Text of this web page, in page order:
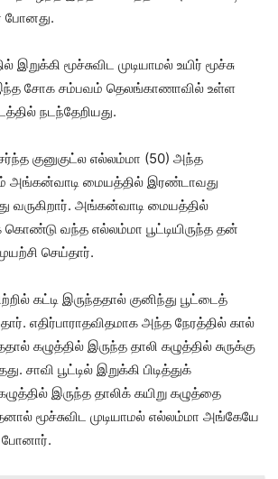
போனது.
இறுக்கி மூச்சுவிட முடியாமல் உயிர் மூச்சு
இந்த சோக சம்பவம் தெலங்காணாவில் உள்ள
நடந்தேறியது.
குனுகுட்ல எல்லம்மா (50) அந்த
அங்கன்வாடி மையத்தில் இரண்டாவது
வருகிறார். அங்கன்வாடி மையத்தில்
கொண்டு வந்த எல்லம்மா பூட்டியிருந்த தன்
செய்தார்.
கட்டி இருந்ததால் குனிந்து பூட்டைத்
எதிர்பாராதவிதமாக அந்த நேரத்தில் கால்
கழுத்தில் இருந்த தாலி கழுத்தில் சுருக்கு
சாவி பூட்டில் இறுக்கி பிடித்துக்
இருந்த தாலிக் கயிறு கழுத்தை
மூச்சுவிட முடியாமல் எல்லம்மா அங்கேயே
போனார்.